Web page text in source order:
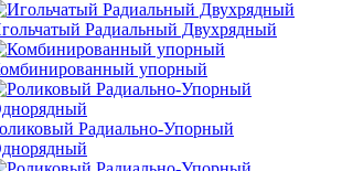
Радиальный Двухрядный
упорный
Радиально-Упорный